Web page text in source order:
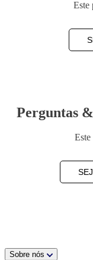
Este
Perguntas
Este
Sobre nós